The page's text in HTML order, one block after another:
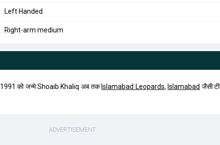
Left Handed
Right-arm medium
को जन्मे Shoaib Khaliq अब तक Islamabad Leopards, Islamabad जैसी